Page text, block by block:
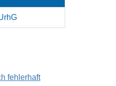
fehlerhaft